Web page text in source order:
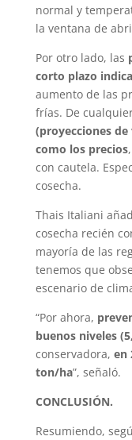
normal y
la ventana de
Por otro lado, las
corto plazo
aumento de las
frías. De
(proyecciones
como los precios
con cautela.
cosecha.
Thais Italiani
cosecha recién
mayoría de las
tenemos que
escenario de
“Por ahora,
buenos niveles
conservadora, en
ton/ha”, señaló.
CONCLUSIÓN.
Resumiendo,